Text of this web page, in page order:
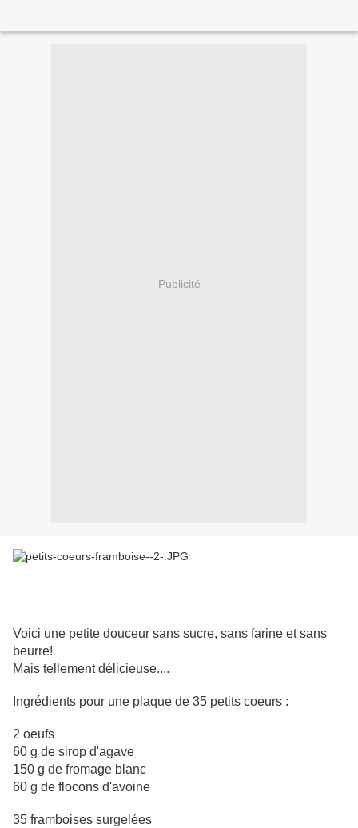
Publicité
Voici une petite douceur sans sucre, sans farine et sans
beurre!
Mais tellement délicieuse....
Ingrédients pour une plaque de 35 petits coeurs :
2 oeufs
60 g de sirop d'agave
150 g de fromage blanc
60 g de flocons d'avoine
35 framboises surgelées